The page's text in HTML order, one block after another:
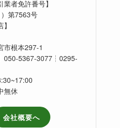
業者免許番号】
第7563号
市根本297-1
050-5367-3077┆0295-
無休
会社概要へ